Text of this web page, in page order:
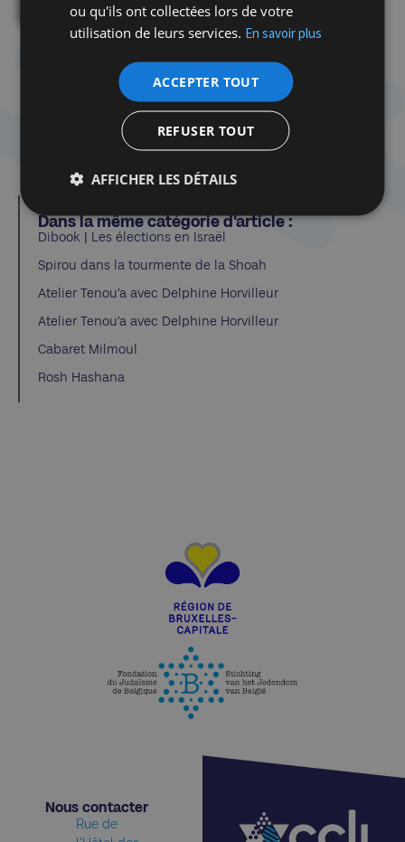
Bande-annonce
Dans la même catégorie d'article :
Dibook | Les élections en Israël
Spirou dans la tourmente de la Shoah
Atelier Tenou’a avec Delphine Horvilleur
Atelier Tenou’a avec Delphine Horvilleur
Cabaret Milmoul
Rosh Hashana
Nous contacter​
Rue de
ou qu'ils ont collectées lors de votre
utilisation de leurs services. En savoir plus
ACCEPTER TOUT
REFUSER TOUT
AFFICHER LES DÉTAILS